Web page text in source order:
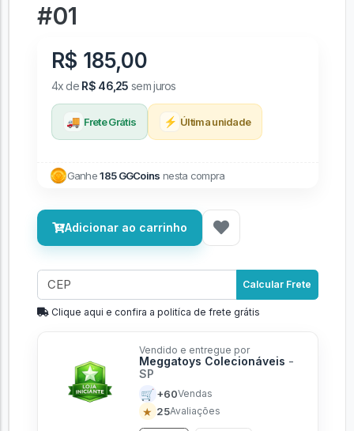
#01
R$ 185,00
4x de R$ 46,25 sem juros
🚚 Frete Grátis ⚡ Última unidade
Ganhe185 GGCoins nesta compra
Adicionar ao carrinho
Calcular Frete
Clique aqui e confira a politíca de frete grátis
Vendido e entregue por
Meggatoys Colecionáveis -
SP
🛒 +60Vendas
★ 25Avaliações